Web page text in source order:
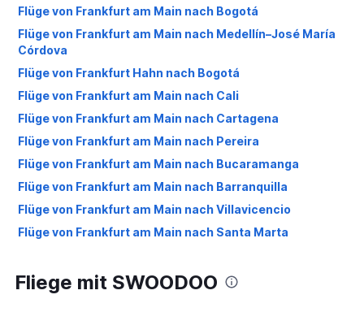
Flüge von Frankfurt am Main nach Bogotá
Flüge von Frankfurt am Main nach Medellín–José María
Córdova
Flüge von Frankfurt Hahn nach Bogotá
Flüge von Frankfurt am Main nach Cali
Flüge von Frankfurt am Main nach Cartagena
Flüge von Frankfurt am Main nach Pereira
Flüge von Frankfurt am Main nach Bucaramanga
Flüge von Frankfurt am Main nach Barranquilla
Flüge von Frankfurt am Main nach Villavicencio
Flüge von Frankfurt am Main nach Santa Marta
Flüge von Frankfurt am Main nach Pasto
Fliege mit SWOODOO